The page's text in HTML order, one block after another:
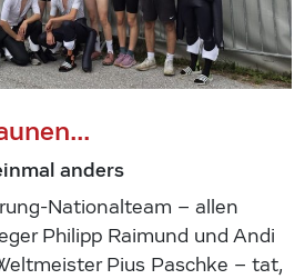
anders
Nationalteam – allen
Philipp Raimund und Andi
Pius Paschke – tat,